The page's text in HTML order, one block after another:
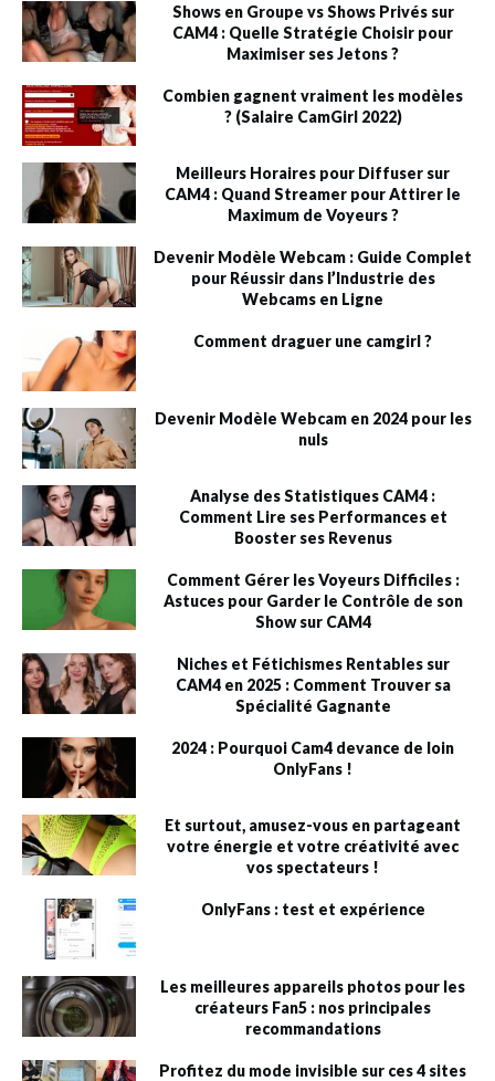
Shows en Groupe vs Shows Privés sur
CAM4 : Quelle Stratégie Choisir pour
Maximiser ses Jetons ?
Combien gagnent vraiment les modèles
? (Salaire CamGirl 2022)
Meilleurs Horaires pour Diffuser sur
CAM4 : Quand Streamer pour Attirer le
Maximum de Voyeurs ?
Devenir Modèle Webcam : Guide Complet
pour Réussir dans l’Industrie des
Webcams en Ligne
Comment draguer une camgirl ?
Devenir Modèle Webcam en 2024 pour les
nuls
Analyse des Statistiques CAM4 :
Comment Lire ses Performances et
Booster ses Revenus
Comment Gérer les Voyeurs Difficiles :
Astuces pour Garder le Contrôle de son
Show sur CAM4
Niches et Fétichismes Rentables sur
CAM4 en 2025 : Comment Trouver sa
Spécialité Gagnante
2024 : Pourquoi Cam4 devance de loin
OnlyFans !
Et surtout, amusez-vous en partageant
votre énergie et votre créativité avec
vos spectateurs !
OnlyFans : test et expérience
Les meilleures appareils photos pour les
créateurs Fan5 : nos principales
recommandations
Profitez du mode invisible sur ces 4 sites